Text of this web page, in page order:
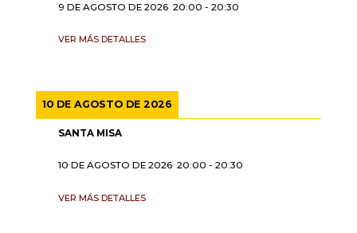
9 DE AGOSTO DE 2026 20:00 - 20:30
VER MÁS DETALLES
10 DE AGOSTO DE 2026
SANTA MISA
10 DE AGOSTO DE 2026 20:00 - 20:30
VER MÁS DETALLES